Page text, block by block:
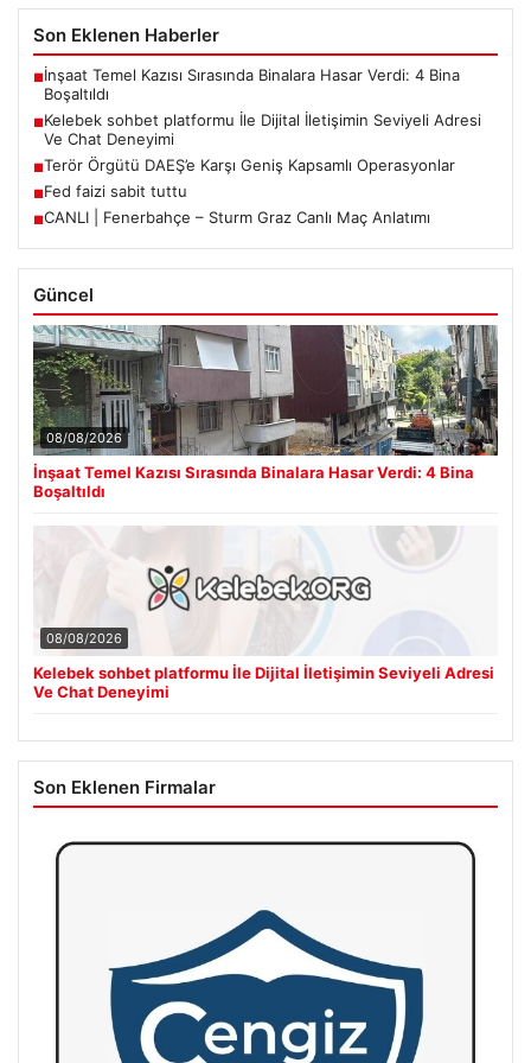
Son Eklenen Haberler
■İnşaat Temel Kazısı Sırasında Binalara Hasar Verdi: 4 Bina
Boşaltıldı
■Kelebek sohbet platformu İle Dijital İletişimin Seviyeli Adresi
Ve Chat Deneyimi
■Terör Örgütü DAEŞ’e Karşı Geniş Kapsamlı Operasyonlar
■Fed faizi sabit tuttu
■CANLI | Fenerbahçe – Sturm Graz Canlı Maç Anlatımı
Güncel
08/08/2026
İnşaat Temel Kazısı Sırasında Binalara Hasar Verdi: 4 Bina
Boşaltıldı
08/08/2026
Kelebek sohbet platformu İle Dijital İletişimin Seviyeli Adresi
Ve Chat Deneyimi
Son Eklenen Firmalar